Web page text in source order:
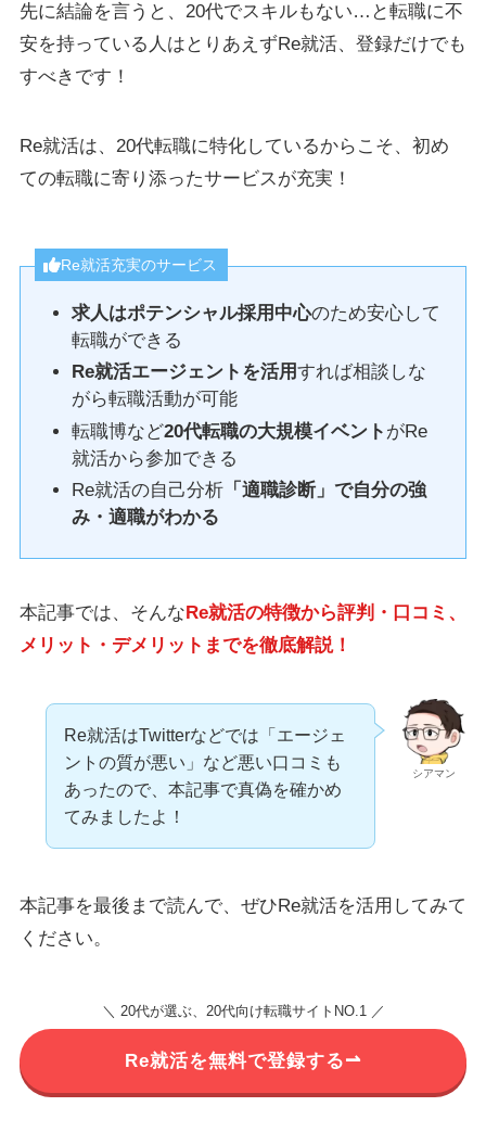
先に結論を言うと、20代でスキルもない…と転職に不
安を持っている人はとりあえずRe就活、登録だけでも
すべきです！
Re就活は、20代転職に特化しているからこそ、初め
ての転職に寄り添ったサービスが充実！
Re就活充実のサービス
求人はポテンシャル採用中心のため安心して
転職ができる
Re就活エージェントを活用すれば相談しな
がら転職活動が可能
転職博など20代転職の大規模イベント がRe
就活から参加できる
Re就活の自己分析「適職診断」で自分の強
み・適職がわかる
本記事では、そんなRe就活の特徴から評判・口コミ、
メリット・デメリットまでを徹底解説！
シアマン
Re就活はTwitterなどでは「エージェ
ントの質が悪い」など悪い口コミも
あったので、本記事で真偽を確かめ
てみましたよ！
本記事を最後まで読んで、ぜひRe就活を活用してみて
ください。
＼ 20代が選ぶ、20代向け転職サイトNO.1 ／
Re就活を無料で登録する⇀